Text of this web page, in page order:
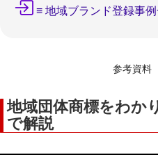
≡ 地域ブランド登録事
参考資料
地域団体商標をわか
で解説